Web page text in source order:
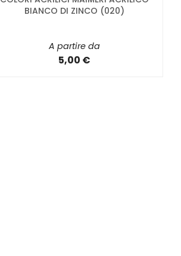
BIANCO DI ZINCO (020)
A partire da
5,00 €